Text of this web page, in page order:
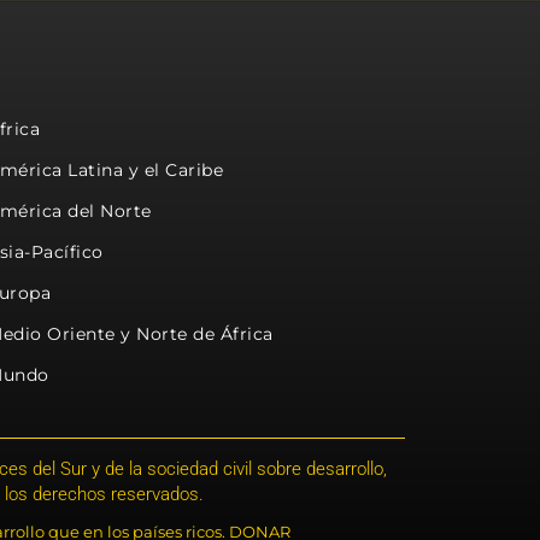
Latina y el Caribe
del Norte
Pacífico
Oriente y Norte de África
del Sur y de la sociedad civil sobre desarrollo,
derechos reservados.
que en los países ricos. DONAR